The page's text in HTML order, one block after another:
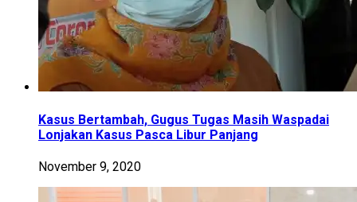
Kasus Bertambah, Gugus Tugas Masih Waspadai
Lonjakan Kasus Pasca Libur Panjang
November 9, 2020